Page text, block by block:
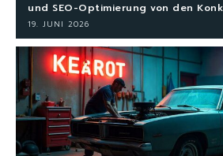
und SEO-Optimierung von den
19. JUNI 2026